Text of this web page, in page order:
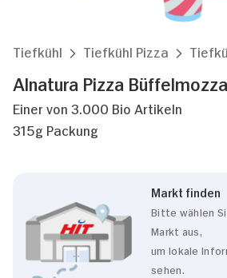
Tiefkühl Tiefkühl Pizza
Alnatura Pizza
Einer von 3.000 Bio Artikeln
315g Packung
Markt finden
Bitte wählen
Markt aus,
um lokale
sehen.